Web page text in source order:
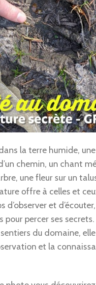
la terre humide,
chemin, un chant
une fleur sur un
offre à celles et
d’observer et
pour percer ses
du domaine,
et la